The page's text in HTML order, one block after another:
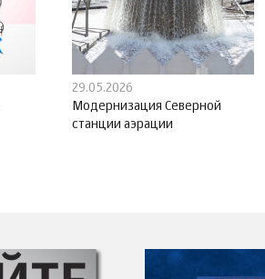
29.05.2026
Модернизация Северной
станции аэрации